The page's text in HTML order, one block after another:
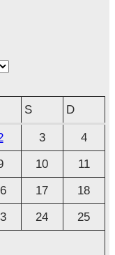
S D
3
4
10
11
17
18
24
25